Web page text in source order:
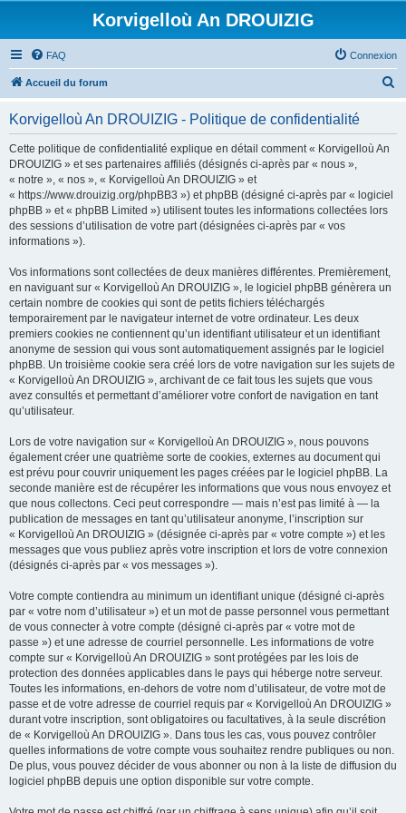
Korvigelloù An DROUIZIG
FAQ Connexion
Accueil du forum
Korvigelloù An DROUIZIG - Politique de confidentialité
Cette politique de confidentialité explique en détail comment « Korvigelloù An
DROUIZIG » et ses partenaires affiliés (désignés ci-après par « nous »,
« notre », « nos », « Korvigelloù An DROUIZIG » et
« https://www.drouizig.org/phpBB3 ») et phpBB (désigné ci-après par « logiciel
phpBB » et « phpBB Limited ») utilisent toutes les informations collectées lors
des sessions d’utilisation de votre part (désignées ci-après par « vos
informations »).
Vos informations sont collectées de deux manières différentes. Premièrement,
en naviguant sur « Korvigelloù An DROUIZIG », le logiciel phpBB génèrera un
certain nombre de cookies qui sont de petits fichiers téléchargés
temporairement par le navigateur internet de votre ordinateur. Les deux
premiers cookies ne contiennent qu’un identifiant utilisateur et un identifiant
anonyme de session qui vous sont automatiquement assignés par le logiciel
phpBB. Un troisième cookie sera créé lors de votre navigation sur les sujets de
« Korvigelloù An DROUIZIG », archivant de ce fait tous les sujets que vous
avez consultés et permettant d’améliorer votre confort de navigation en tant
qu’utilisateur.
Lors de votre navigation sur « Korvigelloù An DROUIZIG », nous pouvons
également créer une quatrième sorte de cookies, externes au document qui
est prévu pour couvrir uniquement les pages créées par le logiciel phpBB. La
seconde manière est de récupérer les informations que vous nous envoyez et
que nous collectons. Ceci peut correspondre — mais n’est pas limité à — la
publication de messages en tant qu’utilisateur anonyme, l’inscription sur
« Korvigelloù An DROUIZIG » (désignée ci-après par « votre compte ») et les
messages que vous publiez après votre inscription et lors de votre connexion
(désignés ci-après par « vos messages »).
Votre compte contiendra au minimum un identifiant unique (désigné ci-après
par « votre nom d’utilisateur ») et un mot de passe personnel vous permettant
de vous connecter à votre compte (désigné ci-après par « votre mot de
passe ») et une adresse de courriel personnelle. Les informations de votre
compte sur « Korvigelloù An DROUIZIG » sont protégées par les lois de
protection des données applicables dans le pays qui héberge notre serveur.
Toutes les informations, en-dehors de votre nom d’utilisateur, de votre mot de
passe et de votre adresse de courriel requis par « Korvigelloù An DROUIZIG »
durant votre inscription, sont obligatoires ou facultatives, à la seule discrétion
de « Korvigelloù An DROUIZIG ». Dans tous les cas, vous pouvez contrôler
quelles informations de votre compte vous souhaitez rendre publiques ou non.
De plus, vous pouvez décider de vous abonner ou non à la liste de diffusion du
logiciel phpBB depuis une option disponible sur votre compte.